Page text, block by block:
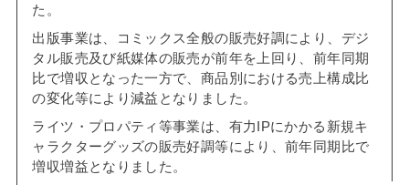
た。
出版事業は、コミックス全般の販売好調により、デジ
タル販売及び紙媒体の販売が前年を上回り、前年同期
比で増収となった一方で、商品別における売上構成比
の変化等により減益となりました。
ライツ・プロパティ等事業は、有力IPにかかる新規キ
ャラクターグッズの販売好調等により、前年同期比で
増収増益となりました。